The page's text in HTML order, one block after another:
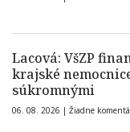
Lacová: VšZP
krajské
súkromnými
06. 08. 2026 | Žiadne